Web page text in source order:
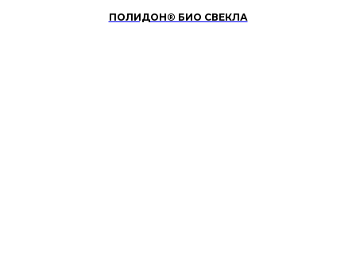
ПОЛИДОН® БИО СВЕКЛА